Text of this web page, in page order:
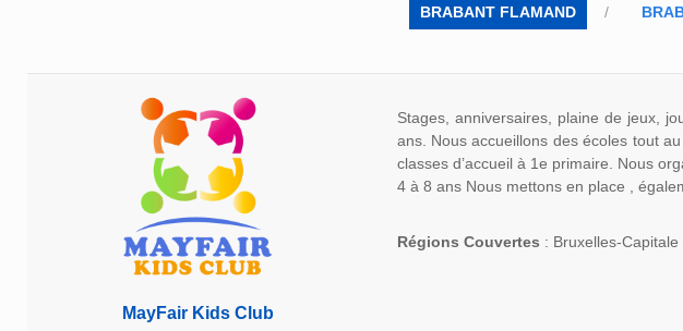
BRABANT FLAMAND
MayFair Kids Club
Stages, anniversaires, plaine de jeux,
ans. Nous accueillons des écoles tout
classes d’accueil à 1e primaire. Nous
4 à 8 ans Nous mettons en place ,
Régions Couvertes : Bruxelles-